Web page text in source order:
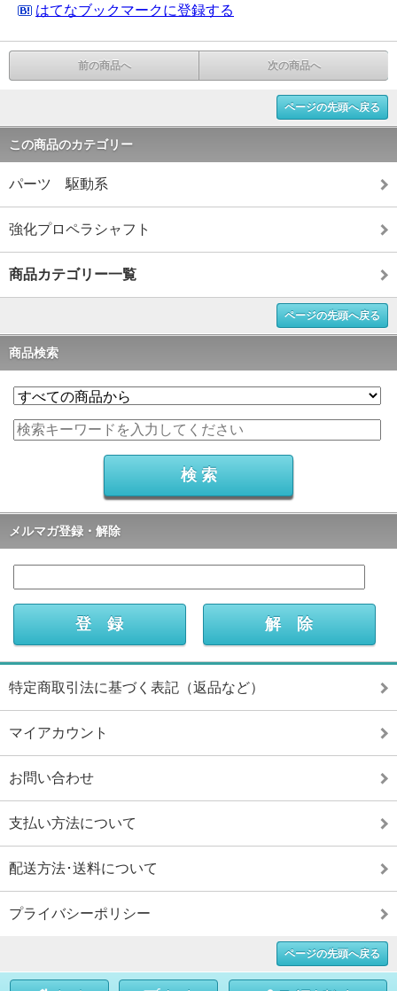
はてなブックマークに登録する
前の商品へ 次の商品へ
ページの先頭へ戻る
この商品のカテゴリー
パーツ 駆動系
強化プロペラシャフト
商品カテゴリー一覧
ページの先頭へ戻る
商品検索
メルマガ登録・解除
特定商取引法に基づく表記（返品など）
マイアカウント
お問い合わせ
支払い方法について
配送方法･送料について
プライバシーポリシー
ページの先頭へ戻る